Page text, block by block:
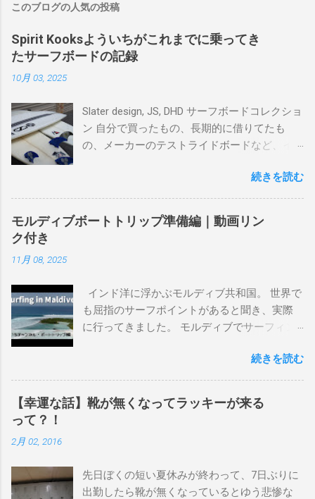
このブログの人気の投稿
Spirit Kooksよういちがこれまでに乗ってき
たサーフボードの記録
10月 03, 2025
Slater design, JS, DHD サーフボードコレクショ
ン 自分で買ったもの、長期的に借りてたも
の、メーカーのテストライドボードなど、イ
を書き残しているページです。 記録と残して
るので、過去のボードたちはもうすでに人に
譲って、手元に無いのがほとんどだけど。 色
んなサーフボードに乗って、サーフィンの世
ーメイドビーチ 最もロングライドしてきたポ
イント スナッパー、レインボーベイ、グリ
ーンマウント、クーリービーチ、キラ、レノ
狙っているポイント バーレー、キラ、レイ
ンボーベイ、クーリービーチ 絶対に入りたい
ポイント ベルズビーチ、グレートオーシャ
5'10"×18'3/8×2'3/16 Glassing Team 4×4
続きを読む
モルディブボートトリップ準備編｜動画リン
ク付き
11月 08, 2025
インド洋に浮かぶモルディブ共和国。 世界で
も屈指のサーフポイントがあると聞き、実際
に行ってきました。 モルディブでサーフィン
テルやリゾートに滞在して目の前のブレイク
を独占するスタイル。もうひとつが、複数の
ポイントを巡る「ボートトリップ」です。 今
回はそのボートトリップで、時間と空間の贅
系YouTubeチャンネル「よういちチャンネル
Spirit Kooks」と、国内外のサーフトリップ専
続きを読む
【幸運な話】靴が無くなってラッキーが来る
って？！
2月 02, 2016
先日ぼくの短い夏休みが終わって、7日ぶりに
出勤したら靴が無くなっているとゆう悲惨な